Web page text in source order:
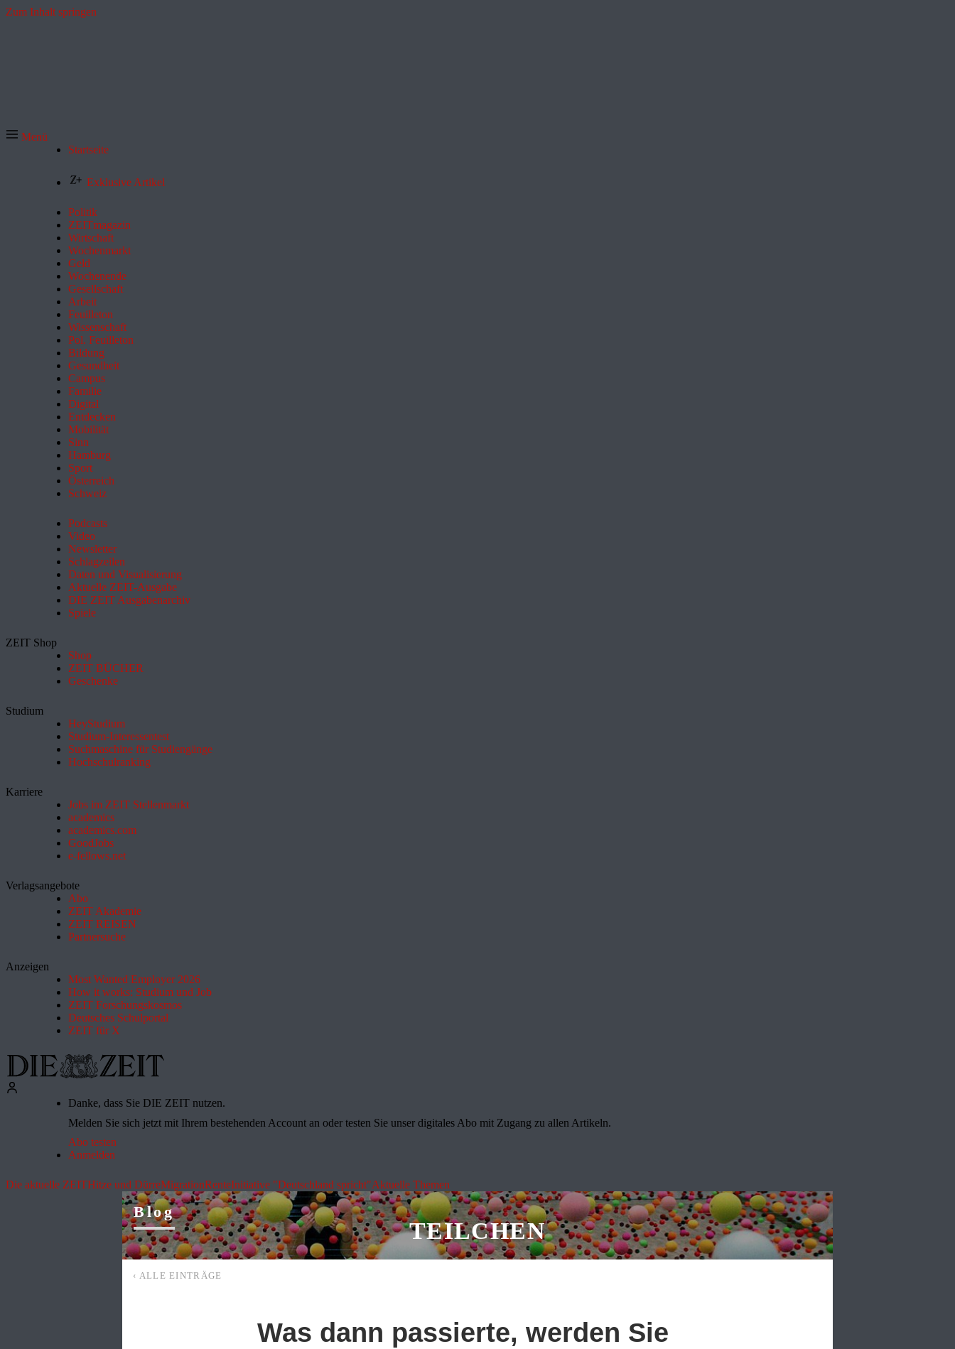
Zum Inhalt springen
Menü
Startseite
Exklusive Artikel
Politik
ZEITmagazin
Wirtschaft
Wochenmarkt
Geld
Wochenende
Gesellschaft
Arbeit
Feuilleton
Wissenschaft
Pol. Feuilleton
Bildung
Gesundheit
Campus
Familie
Digital
Entdecken
Mobilität
Sinn
Hamburg
Sport
Österreich
Schweiz
Podcasts
Video
Newsletter
Schlagzeilen
Daten und Visualisierung
Aktuelle ZEIT-Ausgabe
DIE ZEIT Ausgabenarchiv
Spiele
ZEIT Shop
Shop
ZEIT BÜCHER
Geschenke
Studium
HeyStudium
Studium-Interessentest
Suchmaschine für Studiengänge
Hochschulranking
Karriere
Jobs im ZEIT Stellenmarkt
academics
academics.com
GoodJobs
e-fellows.net
Verlagsangebote
Abo
ZEIT Akademie
ZEIT REISEN
Partnersuche
Anzeigen
Most Wanted Employer 2026
How it works: Studium und Job
ZEIT Forschungskosmos
Deutsches Schulportal
ZEIT für X
Danke, dass Sie DIE ZEIT nutzen.
Melden Sie sich jetzt mit Ihrem bestehenden Account an oder testen Sie unser digitales Abo mit Zugang zu allen Artikeln.
Abo testen
Anmelden
Die aktuelle ZEITHitze und DürreMigrationRenteInitiative "Deutschland spricht"Aktuelle Themen
Blog
TEILCHEN
‹ ALLE EINTRÄGE
Was dann passierte, werden Sie